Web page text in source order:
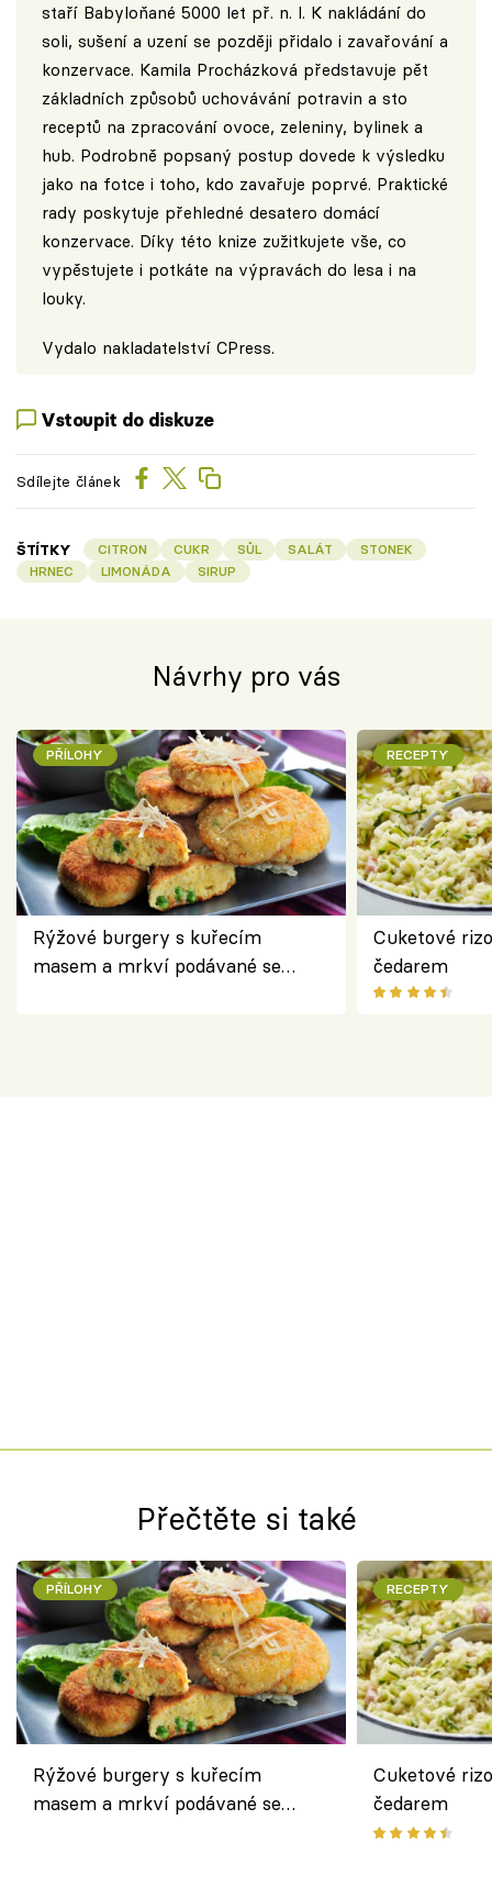
staří Babyloňané 5000 let př. n. l. K nakládání do
soli, sušení a uzení se později přidalo i zavařování a
konzervace. Kamila Procházková představuje pět
základních způsobů uchovávání potravin a sto
receptů na zpracování ovoce, zeleniny, bylinek a
hub. Podrobně popsaný postup dovede k výsledku
jako na fotce i toho, kdo zavařuje poprvé. Praktické
rady poskytuje přehledné desatero domácí
konzervace. Díky této knize zužitkujete vše, co
vypěstujete i potkáte na výpravách do lesa i na
louky.
Vydalo nakladatelství CPress.
Vstoupit do diskuze
Sdílejte článek
ŠTÍTKY CITRON CUKR SŮL SALÁT
STONEK
HRNEC
LIMONÁDA SIRUP
Návrhy pro vás
PŘÍLOHY
Rýžové burgery s kuřecím
masem a mrkví podávané se
RECEPTY
Cuketové
čedarem
Přečtěte si také
PŘÍLOHY
Rýžové burgery s kuřecím
masem a mrkví podávané se
RECEPTY
Cuketové
čedarem